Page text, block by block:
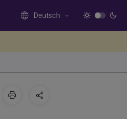
Deutsch